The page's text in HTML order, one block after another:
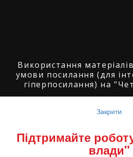
Використання
умови посилання (для
гіперпосилання) на
"Четверта влада":
Володимир Торбіч:
Закрити
Підтримайте
влади"